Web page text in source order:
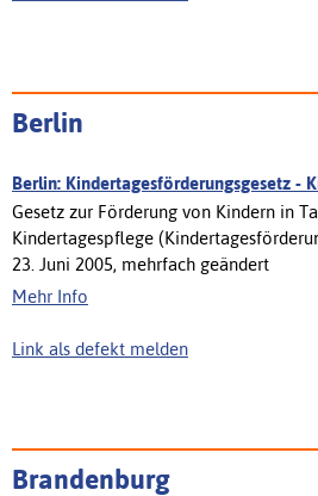
Berlin
Berlin: Kindertagesförderungsgesetz -
Gesetz zur Förderung von Kindern in
Kindertagespflege
23. Juni 2005, mehrfach geändert
Mehr Info
Link als defekt melden
Brandenburg